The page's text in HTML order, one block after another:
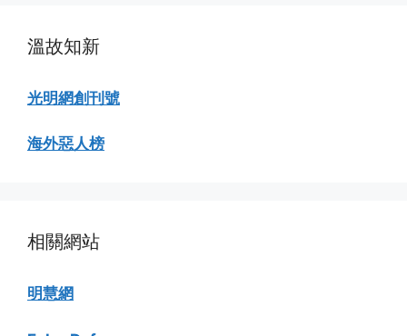
溫故知新
光明網創刊號
海外惡人榜
相關網站
明慧網